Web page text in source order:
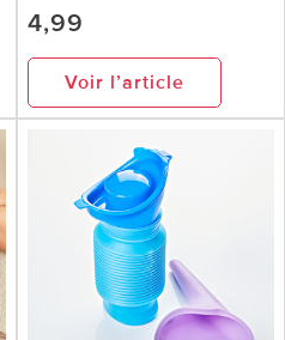
4,99
Voir l’article